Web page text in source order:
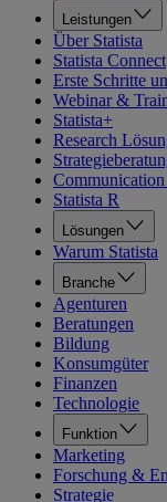
Leistungen
Über Statista
Statista Connect
Erste Schritte
Webinar &
Statista+
Research
Statista R
Lösungen
Warum Statista
Branche
Agenturen
Beratungen
Bildung
Konsumgüter
Finanzen
Technologie
Funktion
Marketing
Forschung &
Strategie